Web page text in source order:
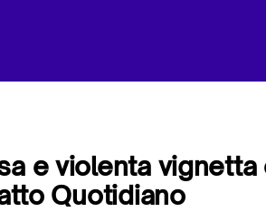
e violenta
Quotidiano